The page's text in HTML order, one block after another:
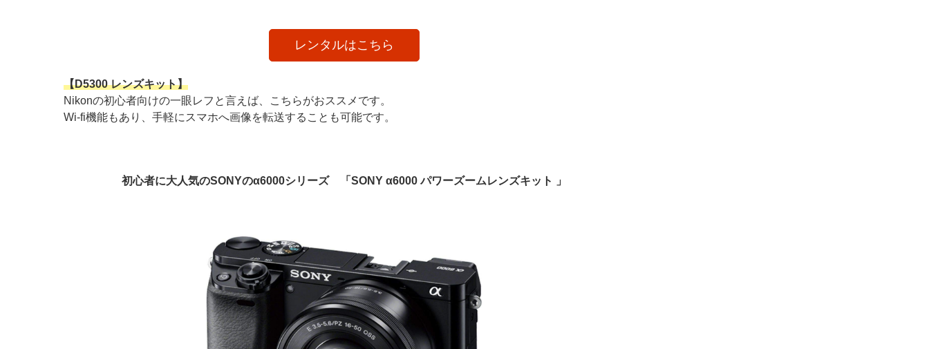
レンタルはこちら
【D5300 レンズキット】
Nikonの初心者向けの一眼レフと言えば、こちらがおススメです。
Wi-fi機能もあり、手軽にスマホへ画像を転送することも可能です。
初心者に大人気のSONYのα6000シリーズ 「SONY α6000 パワーズームレンズキット 」